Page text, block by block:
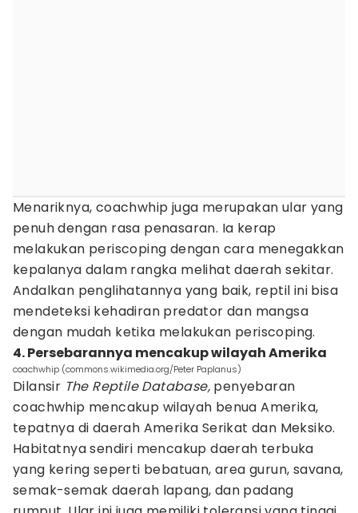
Menariknya, coachwhip juga merupakan ular yang
penuh dengan rasa penasaran. Ia kerap
melakukan periscoping dengan cara menegakkan
kepalanya dalam rangka melihat daerah sekitar.
Andalkan penglihatannya yang baik, reptil ini bisa
mendeteksi kehadiran predator dan mangsa
dengan mudah ketika melakukan periscoping.
4. Persebarannya mencakup wilayah Amerika
coachwhip (commons.wikimedia.org/Peter Paplanus)
Dilansir The Reptile Database, penyebaran
coachwhip mencakup wilayah benua Amerika,
tepatnya di daerah Amerika Serikat dan Meksiko.
Habitatnya sendiri mencakup daerah terbuka
yang kering seperti bebatuan, area gurun, savana,
semak-semak daerah lapang, dan padang